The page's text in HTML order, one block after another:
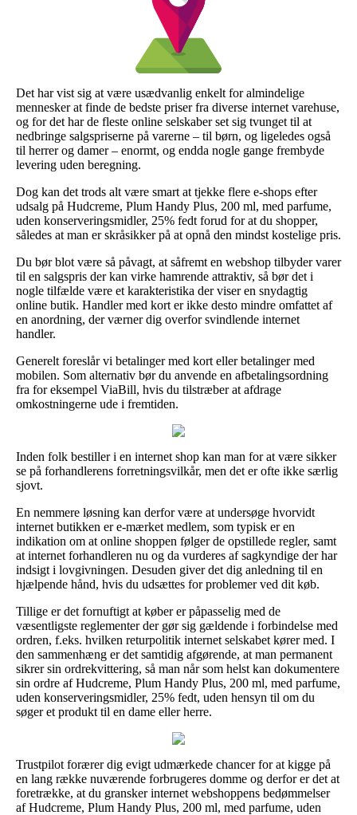
Det har vist sig at være usædvanlig enkelt for almindelige
mennesker at finde de bedste priser fra diverse internet varehuse,
og for det har de fleste online selskaber set sig tvunget til at
nedbringe salgspriserne på varerne – til børn, og ligeledes også
til herrer og damer – enormt, og endda nogle gange frembyde
levering uden beregning.
Dog kan det trods alt være smart at tjekke flere e-shops efter
udsalg på Hudcreme, Plum Handy Plus, 200 ml, med parfume,
uden konserveringsmidler, 25% fedt forud for at du shopper,
således at man er skråsikker på at opnå den mindst kostelige pris.
Du bør blot være så påvagt, at såfremt en webshop tilbyder varer
til en salgspris der kan virke hamrende attraktiv, så bør det i
nogle tilfælde være et karakteristika der viser en snydagtig
online butik. Handler med kort er ikke desto mindre omfattet af
en anordning, der værner dig overfor svindlende internet
handler.
Generelt foreslår vi betalinger med kort eller betalinger med
mobilen. Som alternativ bør du anvende en afbetalingsordning
fra for eksempel ViaBill, hvis du tilstræber at afdrage
omkostningerne ude i fremtiden.
Inden folk bestiller i en internet shop kan man for at være sikker
se på forhandlerens forretningsvilkår, men det er ofte ikke særlig
sjovt.
En nemmere løsning kan derfor være at undersøge hvorvidt
internet butikken er e-mærket medlem, som typisk er en
indikation om at online shoppen følger de opstillede regler, samt
at internet forhandleren nu og da vurderes af sagkyndige der har
indsigt i lovgivningen. Desuden giver det dig anledning til en
hjælpende hånd, hvis du udsættes for problemer ved dit køb.
Tillige er det fornuftigt at køber er påpasselig med de
væsentligste reglementer der gør sig gældende i forbindelse med
ordren, f.eks. hvilken returpolitik internet selskabet kører med. I
den sammenhæng er det samtidig afgørende, at man permanent
sikrer sin ordrekvittering, så man når som helst kan dokumentere
sin ordre af Hudcreme, Plum Handy Plus, 200 ml, med parfume,
uden konserveringsmidler, 25% fedt, uden hensyn til om du
søger et produkt til en dame eller herre.
Trustpilot forærer dig evigt udmærkede chancer for at kigge på
en lang række nuværende forbrugeres domme og derfor er det at
foretrække, at du gransker internet webshoppens bedømmelser
af Hudcreme, Plum Handy Plus, 200 ml, med parfume, uden